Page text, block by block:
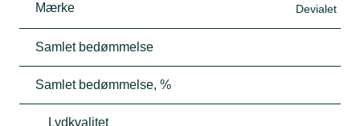
Mærke Devialet
Samlet bedømmelse
Samlet bedømmelse, %
Lydkvalitet